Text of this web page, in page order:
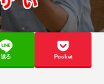
送る Pocket